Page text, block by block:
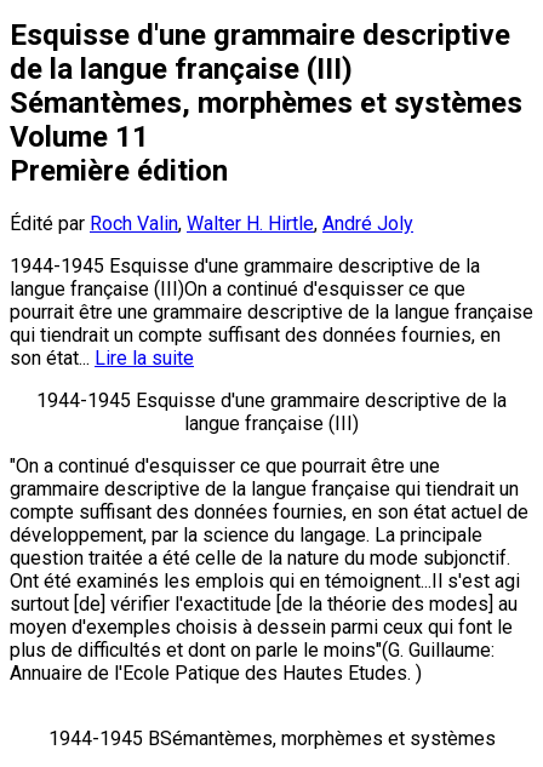
Esquisse d'une grammaire descriptive
de la langue française (III)
Sémantèmes, morphèmes et systèmes
Volume 11
Première édition
Édité par Roch Valin, Walter H. Hirtle, André Joly
1944-1945 Esquisse d'une grammaire descriptive de la
langue française (III)On a continué d'esquisser ce que
pourrait être une grammaire descriptive de la langue française
qui tiendrait un compte suffisant des données fournies, en
son état... Lire la suite
1944-1945 Esquisse d'une grammaire descriptive de la
langue française (III)
"On a continué d'esquisser ce que pourrait être une
grammaire descriptive de la langue française qui tiendrait un
compte suffisant des données fournies, en son état actuel de
développement, par la science du langage. La principale
question traitée a été celle de la nature du mode subjonctif.
Ont été examinés les emplois qui en témoignent...Il s'est agi
surtout [de] vérifier l'exactitude [de la théorie des modes] au
moyen d'exemples choisis à dessein parmi ceux qui font le
plus de difficultés et dont on parle le moins"(G. Guillaume:
Annuaire de l'Ecole Patique des Hautes Etudes. )
1944-1945 BSémantèmes, morphèmes et systèmes